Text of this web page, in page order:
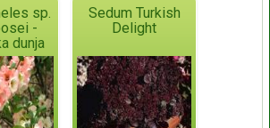
sp.
-
dunja
Sedum Turkish
Delight